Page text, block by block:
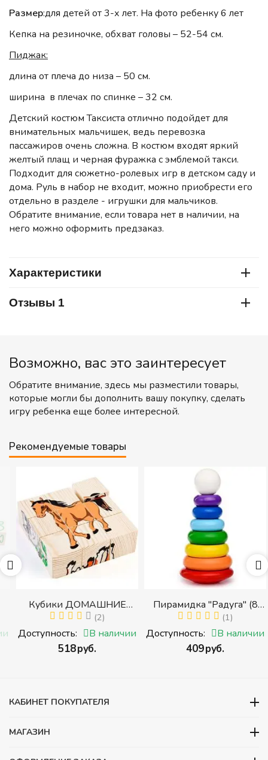
Размер:для детей от 3-х лет. На фото ребенку 6 лет
Кепка на резиночке, обхват головы – 52-54 см.
Пиджак:
длина от плеча до низа – 50 см.
ширина в плечах по спинке – 32 см.
Детский костюм Таксиста отлично подойдет для
внимательных мальчишек, ведь перевозка
пассажиров очень сложна. В костюм входят яркий
желтый плащ и черная фуражка с эмблемой такси.
Подходит для сюжетно-ролевых игр в детском саду и
дома. Руль в набор не входит, можно приобрести его
отдельно в разделе - игрушки для мальчиков.
Обратите внимание, если товара нет в наличии, на
него можно оформить предзаказ.
Характеристики
Отзывы 1
Возможно, вас это заинтересует
Обратите внимание, здесь мы разместили товары,
которые могли бы дополнить вашу покупку, сделать
игру ребенка еще более интересной.
Рекомендуемые товары
Кубики ДОМАШНИЕ
ЖИВОТНЫЕ (Томик)
(Набор кубиков
разрезных (складных))
(2)
Доступность: В наличии
‍518‍руб.
Пирамидка "Радуга" (8
деталей) (Пирамидка
среднего размера)
(1)
Доступность: В наличии
‍409‍руб.
КАБИНЕТ ПОКУПАТЕЛЯ
МАГАЗИН